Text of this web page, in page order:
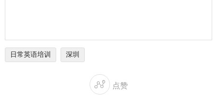
日常英语培训 深圳
 点赞